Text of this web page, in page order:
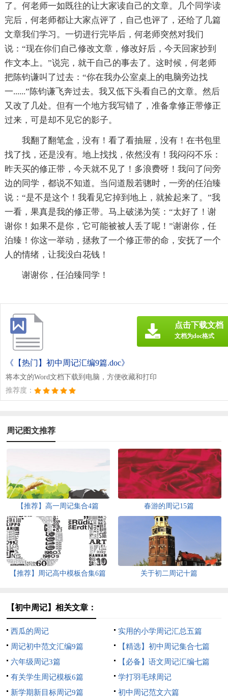
了。何老师一如既往的让大家读自己的文章。几个同学读
完后，何老师都让大家点评了，自己也评了，还给了几篇
文章我们学习。一切进行完毕后，何老师突然对我们
说：“现在你们自己修改文章，修改好后，今天回家抄到
作文本上。”说完，就干自己的事去了。这时候，何老师
把陈钧谦叫了过去：“你在我办公室桌上的电脑旁边找
一......”陈钧谦飞奔过去。我又低下头看自己的文章。然后
又改了几处。但有一个地方我写错了，准备拿修正带修正
过来，可是却不见它的影子。
我翻了翻笔盒，没有！看了看抽屉，没有！在书包里
找了找，还是没有。地上找找，依然没有！我闷闷不乐：
昨天买的修正带，今天就不见了！多浪费呀！我问了问旁
边的同学，都说不知道。当问道殷若骢时，一旁的任泊臻
说：“是不是这个！我看见它掉到地上，就捡起来了。”我
一看，果真是我的修正带。马上破涕为笑：“太好了！谢
谢你！如果不是你，它可能被被人丢了呢！”谢谢你，任
泊臻！你这一举动，拯救了一个修正带的命，安抚了一个
人的情绪，让我没白花钱！
谢谢你，任泊臻同学！
《【热门】初中周记汇编9篇.doc》
将本文的Word文档下载到电脑，方便收藏和打印
推荐度：
点击下载文档
文档为doc格式
周记图文推荐
【推荐】高一周记集合4篇 春游的周记15篇
【推荐】周记高中模板合集6篇 关于初二周记十篇
【初中周记】相关文章：
西瓜的周记
实用的小学周记汇总五篇
周记初中范文汇编9篇
【精选】初中周记集合七篇
六年级周记3篇
【必备】语文周记汇编七篇
有关学生周记模板6篇
学打羽毛球周记
新学期新目标周记9篇
初中周记范文六篇